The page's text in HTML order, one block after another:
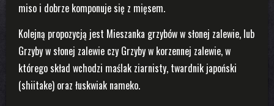
miso i dobrze komponuje się z mięsem.
Kolejną propozycją jest Mieszanka grzybów w słonej zalewie, lub
Grzyby w słonej zalewie czy Grzyby w korzennej zalewie, w
którego skład wchodzi maślak ziarnisty, twardnik japoński
(shiitake) oraz łuskwiak nameko.